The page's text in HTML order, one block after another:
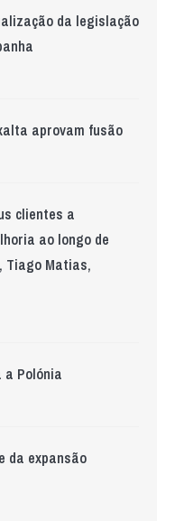
da legislação
aprovam fusão
clientes a
ao longo de
Tiago Matias,
a Polónia
da expansão